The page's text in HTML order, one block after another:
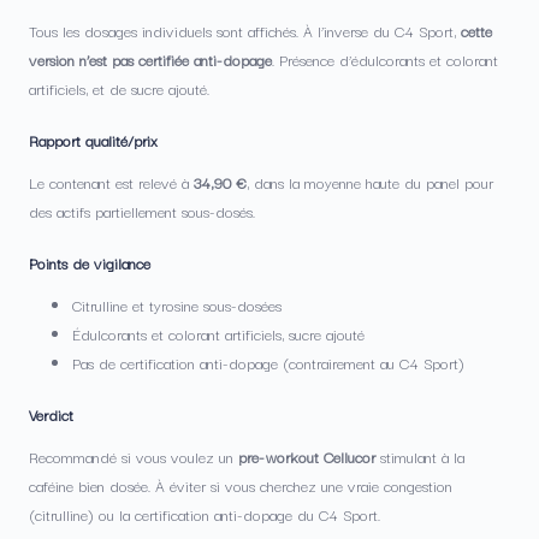
Tous les dosages individuels sont affichés. À l’inverse du C4 Sport, cette
version n’est pas certifiée anti-dopage . Présence d’édulcorants et colorant
artificiels, et de sucre ajouté.
Rapport qualité/prix
Le contenant est relevé à 34,90 €, dans la moyenne haute du panel pour
des actifs partiellement sous-dosés.
Points de vigilance
Citrulline et tyrosine sous-dosées
Édulcorants et colorant artificiels, sucre ajouté
Pas de certification anti-dopage (contrairement au C4 Sport)
Verdict
Recommandé si vous voulez un pre-workout Cellucorstimulant à la
caféine bien dosée. À éviter si vous cherchez une vraie congestion
(citrulline) ou la certification anti-dopage du C4 Sport.